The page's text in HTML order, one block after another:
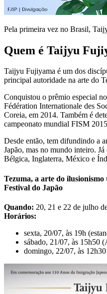
Pela primeira vez no Brasil,
Quem é Taijyu
Taijyu Fujiyama é um dos
principal autoridade na arte do
Conquistou o prêmio especial
Fédération Internationale des
Coreia, em 2014. Também é
campeonato mundial FISM
Desde então, tem difundindo a
Japão, mas no mundo inteiro.
Bélgica, Inglaterra, México e
Tezuma, a arte do
Festival do Japão
Quando: 20, 21 e 22 de julho
Horários:
sexta, 20/07, às 19h
sábado, 21/07, às 15h50
domingo, 22/07, às